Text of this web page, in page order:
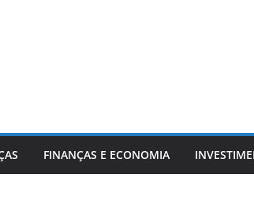
FINANÇAS E ECONOMIA